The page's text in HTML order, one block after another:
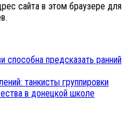
сайта в этом браузере для
способна предсказать ранний
танкисты группировки
в донецкой школе